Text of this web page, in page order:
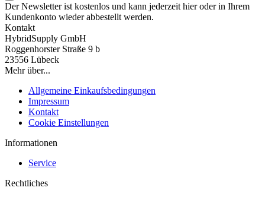
Der Newsletter ist kostenlos und kann jederzeit hier oder in Ihrem
Kundenkonto wieder abbestellt werden.
Kontakt
HybridSupply GmbH
Roggenhorster Straße 9 b
23556 Lübeck
Mehr über...
Allgemeine Einkaufsbedingungen
Impressum
Kontakt
Cookie Einstellungen
Informationen
Service
Rechtliches